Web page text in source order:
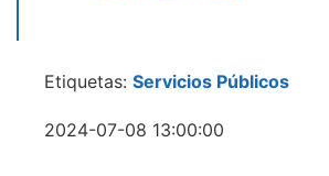
Etiquetas: Servicios Públicos
2024-07-08 13:00:00